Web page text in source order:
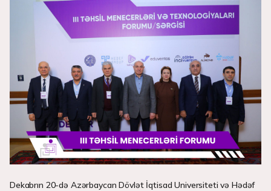
Dekabrın 20-də Azərbaycan Dövlət İqtisad Universiteti və Hədəf